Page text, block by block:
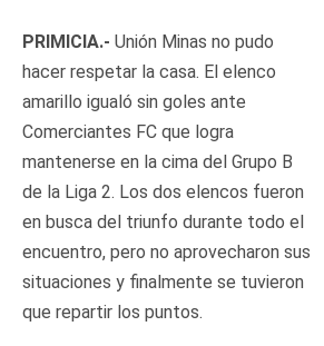
PRIMICIA.- Unión Minas no pudo
hacer respetar la casa. El elenco
amarillo igualó sin goles ante
Comerciantes FC que logra
mantenerse en la cima del Grupo B
de la Liga 2. Los dos elencos fueron
en busca del triunfo durante todo el
encuentro, pero no aprovecharon sus
situaciones y finalmente se tuvieron
que repartir los puntos.